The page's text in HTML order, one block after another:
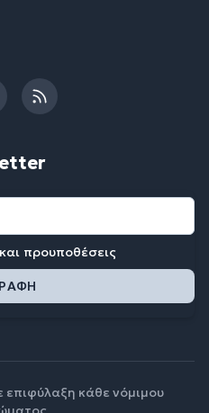
RSS
προυποθέσεις
κάθε νόμιμου